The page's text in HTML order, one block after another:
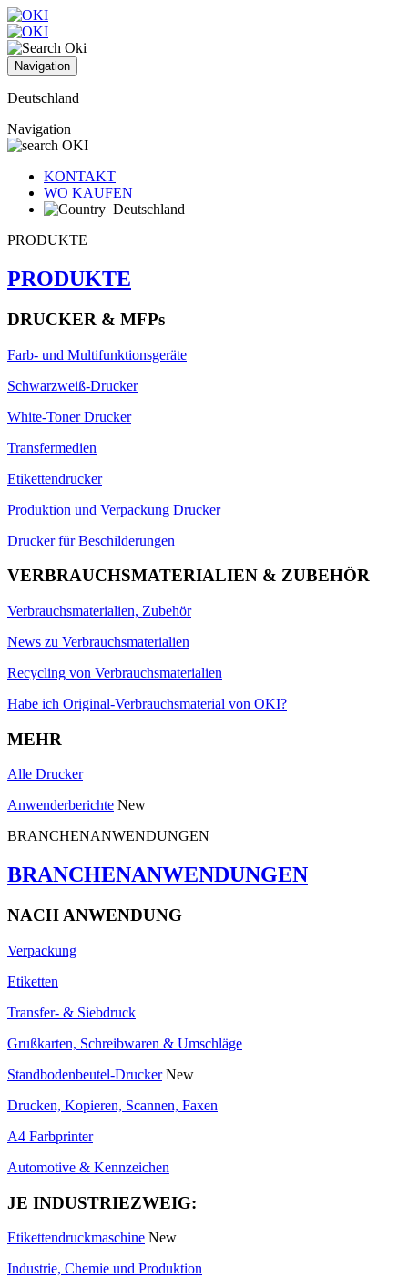
Navigation
Deutschland
Navigation
KONTAKT
WO KAUFEN
Deutschland
PRODUKTE
PRODUKTE
DRUCKER & MFPs
Farb- und Multifunktionsgeräte
Schwarzweiß-Drucker
White-Toner Drucker
Transfermedien
Etikettendrucker
Produktion und Verpackung Drucker
Drucker für Beschilderungen
VERBRAUCHSMATERIALIEN & ZUBEHÖR
Verbrauchsmaterialien, Zubehör
News zu Verbrauchsmaterialien
Recycling von Verbrauchsmaterialien
Habe ich Original-Verbrauchsmaterial von OKI?
MEHR
Alle Drucker
Anwenderberichte New
BRANCHENANWENDUNGEN
BRANCHENANWENDUNGEN
NACH ANWENDUNG
Verpackung
Etiketten
Transfer- & Siebdruck
Grußkarten, Schreibwaren & Umschläge
Standbodenbeutel-Drucker New
Drucken, Kopieren, Scannen, Faxen
A4 Farbprinter
Automotive & Kennzeichen
JE INDUSTRIEZWEIG:
Etikettendruckmaschine New
Industrie, Chemie und Produktion